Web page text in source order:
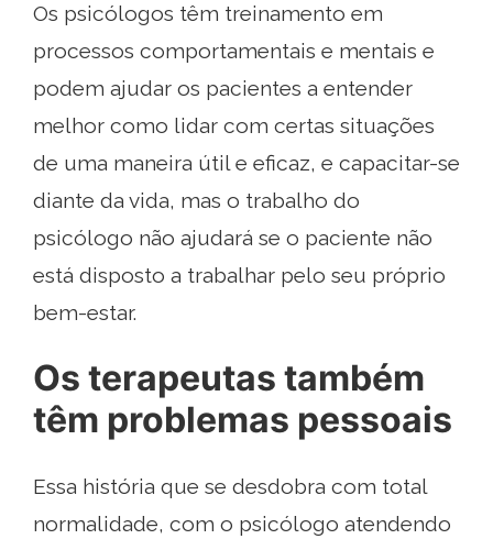
Os psicólogos têm treinamento em
processos comportamentais e mentais e
podem ajudar os pacientes a entender
melhor como lidar com certas situações
de uma maneira útil e eficaz, e capacitar-se
diante da vida, mas o trabalho do
psicólogo não ajudará se o paciente não
está disposto a trabalhar pelo seu próprio
bem-estar.
Os terapeutas também
têm problemas pessoais
Essa história que se desdobra com total
normalidade, com o psicólogo atendendo